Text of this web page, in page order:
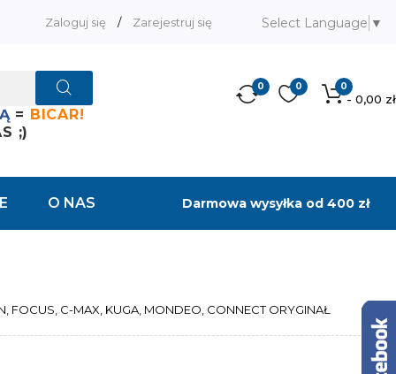
Zaloguj się / Zarejestruj się Select Language ▼
= BICAR!
;)
0
- 0,00 zł
0
0
O NAS Darmowa wysyłka od 400 zł
FOCUS, C-MAX, KUGA, MONDEO, CONNECT ORYGINAŁ